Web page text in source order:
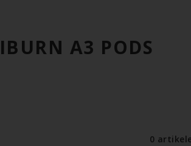
A3 PODS
0